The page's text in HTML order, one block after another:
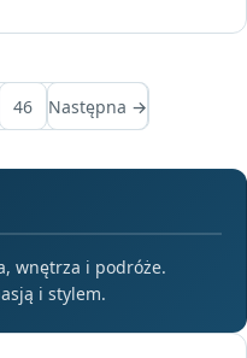
46 Następna →
wnętrza i podróże.
i stylem.